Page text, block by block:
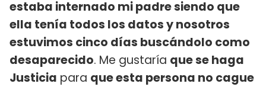
estaba internado mi padre siendo que
ella tenía todos los datos y nosotros
estuvimos cinco días buscándolo como
desaparecido. Me gustaría que se haga
Justicia para que esta persona no cague